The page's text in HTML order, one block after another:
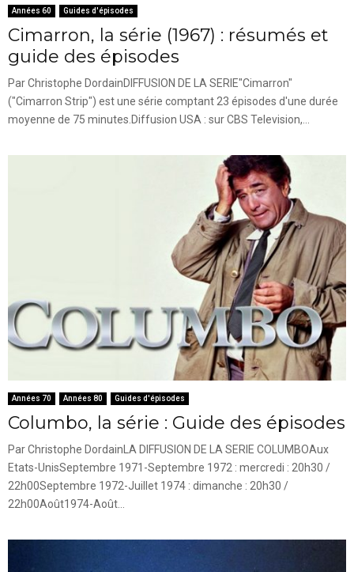
Années 60 Guides d'épisodes
Cimarron, la série (1967) : résumés et
guide des épisodes
Par Christophe DordainDIFFUSION DE LA SERIE"Cimarron"
("Cimarron Strip") est une série comptant 23 épisodes d'une durée
moyenne de 75 minutes.Diffusion USA : sur CBS Television,...
Années 70 Années 80 Guides d'épisodes
Columbo, la série : Guide des épisodes
Par Christophe DordainLA DIFFUSION DE LA SERIE COLUMBOAux
Etats-UnisSeptembre 1971-Septembre 1972 : mercredi : 20h30 /
22h00Septembre 1972-Juillet 1974 : dimanche : 20h30 /
22h00Août1974-Août...